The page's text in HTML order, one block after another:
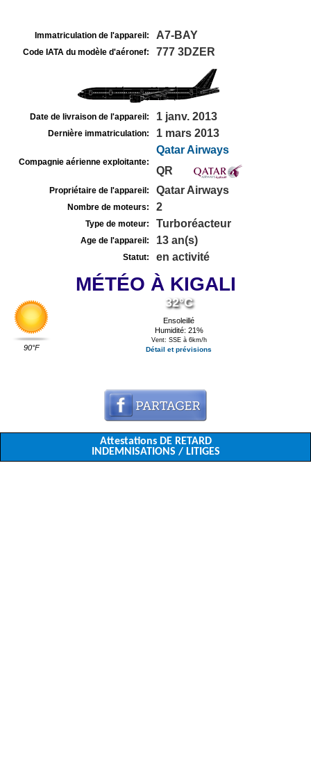
Immatriculation de l'appareil: A7-BAY
Code IATA du modèle d'aéronef: 777 3DZER
Date de livraison de l'appareil: 1 janv. 2013
Dernière immatriculation: 1 mars 2013
Compagnie aérienne exploitante:
Qatar Airways
QR
Propriétaire de l'appareil: Qatar Airways
Nombre de moteurs: 2
Type de moteur: Turboréacteur
Age de l'appareil: 13 an(s)
Statut: en activité
MÉTÉO À KIGALI
90°F
32°C
Ensoleillé
Humidité: 21%
Vent: SSE à 6km/h
Détail et prévisions
Attestations DE RETARD
INDEMNISATIONS / LITIGES